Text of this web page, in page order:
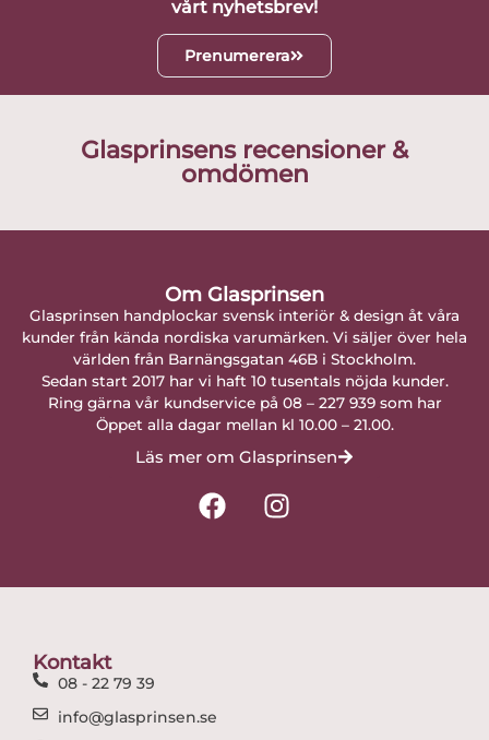
vårt nyhetsbrev!
Prenumerera
Glasprinsens recensioner &
omdömen
Om Glasprinsen
Glasprinsen handplockar svensk interiör & design åt våra
kunder från kända nordiska varumärken. Vi säljer över hela
världen från Barnängsgatan 46B i Stockholm.
Sedan start 2017 har vi haft 10 tusentals nöjda kunder.
Ring gärna vår kundservice på 08 – 227 939 som har
Öppet alla dagar mellan kl 10.00 – 21.00.
Läs mer om Glasprinsen
F
a
I
n
Kontakt
08 - 22 79 39
info@glasprinsen.se